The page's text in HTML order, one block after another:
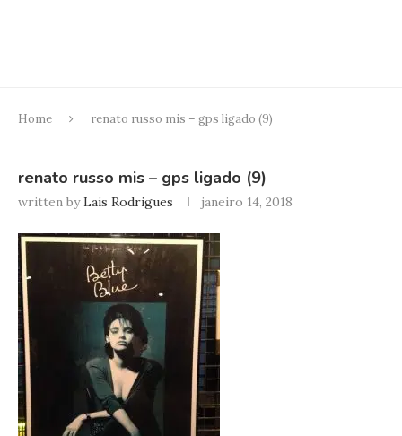
Home renato russo mis – gps ligado (9)
renato russo mis – gps ligado (9)
written byLais Rodrigues janeiro 14, 2018